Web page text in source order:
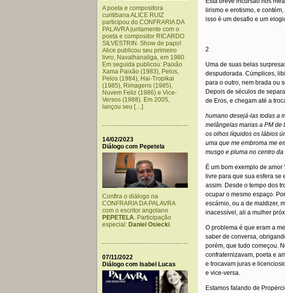
A poeta e compositora
curitibana ALICE RUIZ
participou do CONFRARIA DA
PALAVRA juntamente com o
poeta e compositor RICARDO
SILVESTRIN. Show de papo!
Alice publicou seu primeiro
livro, Navalhanaliga, em 1980.
Em seguida publicou: Paixão
Xama Paixão (1983), Pelos,
Pelos (1984), Hai-Tropikai
(1985), Rimagens (1985),
Nuvem Feliz (1986) e Vice-
Versos (1988). Em 2005,
lançou seu […]
14/02/2023
Diálogo com Pepetela
Confira o diálogo na
CONFRARIA DA PALAVRA
com o escritor angolano
PEPETELA. Participação
especial: Daniel Osiecki.
07/11/2022
Diálogo com Isabel Lucas
lirismo e erotismo, e
isso é um desafio e um
2
Uma de suas belas
despudorada. Cúmplices,
para o outro, nem brada ou
Depois de séculos de
de Eros, e chegam até a
humano desejá-las todas a
melângelas marias a PM de
os olhos líquidos os lábios
uma que me embroma me
musgo e pluma no centro
É um bom exemplo de
livre para que sua esfera se
assim. Desde o tempo dos
ocupar o mesmo espaço.
escárnio, ou a de maldizer,
inacessível, ali a mulher
O problema é que eram a
saber de conversa,
porém, que tudo começou.
confraternizavam, poeta e
e trocavam juras e
e vice-versa.
Estamos falando de